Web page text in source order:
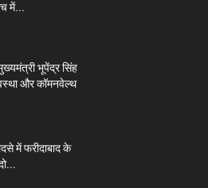
में...
भूपेंद्र सिंह
और कॉमनवेल्थ
में फरीदाबाद के